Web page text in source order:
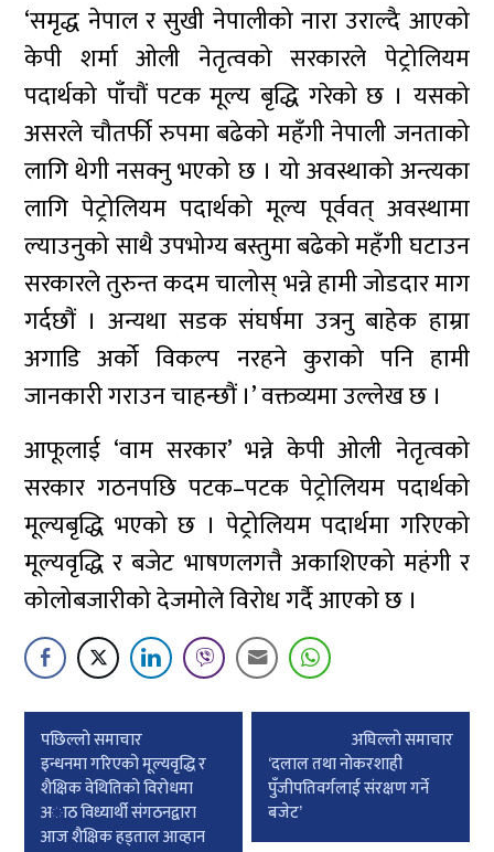
‘समृद्ध नेपाल र सुखी नेपालीको नारा उराल्दै आएको
केपी शर्मा ओली नेतृत्वको सरकारले पेट्रोलियम
पदार्थको पाँचौं पटक मूल्य बृद्धि गरेको छ । यसको
असरले चौतर्फी रुपमा बढेको महँगी नेपाली जनताको
लागि थेगी नसक्नु भएको छ । यो अवस्थाको अन्त्यका
लागि पेट्रोलियम पदार्थको मूल्य पूर्ववत् अवस्थामा
ल्याउनुको साथै उपभोग्य बस्तुमा बढेको महँगी घटाउन
सरकारले तुरुन्त कदम चालोस् भन्ने हामी जोडदार माग
गर्दछौं । अन्यथा सडक संघर्षमा उत्रनु बाहेक हाम्रा
अगाडि अर्को विकल्प नरहने कुराको पनि हामी
जानकारी गराउन चाहन्छौं ।’ वक्तव्यमा उल्लेख छ ।
आफूलाई ‘वाम सरकार’ भन्ने केपी ओली नेतृत्वको
सरकार गठनपछि पटक–पटक पेट्रोलियम पदार्थको
मूल्यबृद्धि भएको छ । पेट्रोलियम पदार्थमा गरिएको
मूल्यवृद्धि र बजेट भाषणलगत्तै अकाशिएको महंगी र
कोलोबजारीको देजमोले विरोध गर्दै आएको छ ।
Post
navigation
पछिल्लाे समाचार
इन्धनमा गरिएको मूल्यवृद्धि र
शैक्षिक वेथितिको विरोधमा
अाठ विध्यार्थी संगठनद्वारा
आज शैक्षिक हड्ताल आव्हान
अघिल्लाे समाचार
‘दलाल तथा नोकरशाही
पुँजीपतिवर्गलाई संरक्षण गर्ने
बजेट’